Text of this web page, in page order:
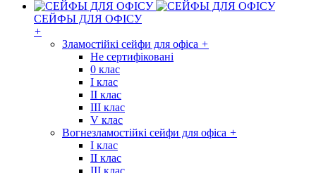
СЕЙФЫ ДЛЯ ОФІСУ
+
Зламостійкі сейфи для офіса +
Не сертифіковані
0 клас
I клас
II клас
III клас
V клас
Вогнезламостійкі сейфи для офіса +
I клас
II клас
III клас